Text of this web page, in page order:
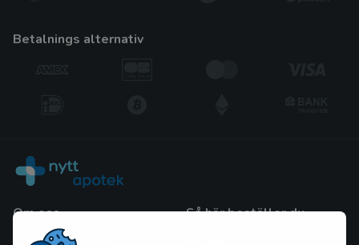
betalnings alternativ
Om oss
Frågor och Svar
Så här beställer du